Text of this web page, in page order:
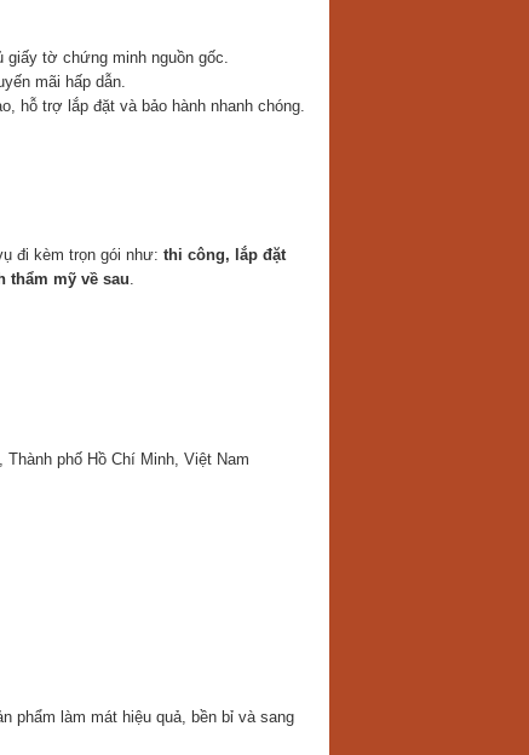
giấy tờ chứng minh nguồn gốc.
mãi hấp dẫn.
hỗ trợ lắp đặt và bảo hành nhanh chóng.
đi kèm trọn gói như: thi công, lắp đặt
thẩm mỹ về sau.
phố Hồ Chí Minh, Việt Nam
làm mát hiệu quả, bền bỉ và sang